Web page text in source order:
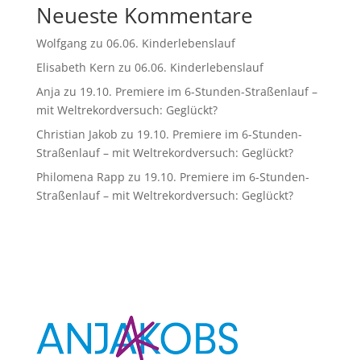
Neueste Kommentare
Wolfgangzu 06.06. Kinderlebenslauf
Elisabeth Kern zu 06.06. Kinderlebenslauf
Anja zu 19.10. Premiere im 6-Stunden-Straßenlauf –
mit Weltrekordversuch: Geglückt?
Christian Jakob zu 19.10. Premiere im 6-Stunden-
Straßenlauf – mit Weltrekordversuch: Geglückt?
Philomena Rapp zu 19.10. Premiere im 6-Stunden-
Straßenlauf – mit Weltrekordversuch: Geglückt?